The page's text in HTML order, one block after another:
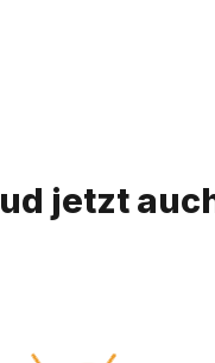
Sie mindestens 3 Zeichen
jetzt